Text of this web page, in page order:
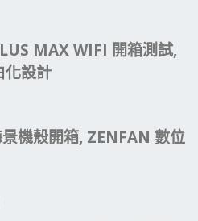
MAX WIFI 開箱測試,
化設計
機殼開箱, ZENFAN 數位